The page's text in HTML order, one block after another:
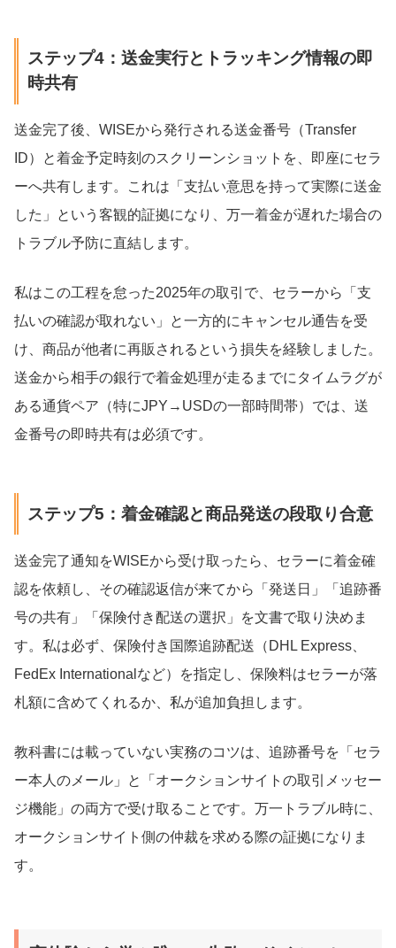
ステップ4：送金実行とトラッキング情報の即
時共有
送金完了後、WISEから発行される送金番号（Transfer
ID）と着金予定時刻のスクリーンショットを、即座にセラ
ーへ共有します。これは「支払い意思を持って実際に送金
した」という客観的証拠になり、万一着金が遅れた場合の
トラブル予防に直結します。
私はこの工程を怠った2025年の取引で、セラーから「支
払いの確認が取れない」と一方的にキャンセル通告を受
け、商品が他者に再販されるという損失を経験しました。
送金から相手の銀行で着金処理が走るまでにタイムラグが
ある通貨ペア（特にJPY→USDの一部時間帯）では、送
金番号の即時共有は必須です。
ステップ5：着金確認と商品発送の段取り合意
送金完了通知をWISEから受け取ったら、セラーに着金確
認を依頼し、その確認返信が来てから「発送日」「追跡番
号の共有」「保険付き配送の選択」を文書で取り決めま
す。私は必ず、保険付き国際追跡配送（DHL Express、
FedEx Internationalなど）を指定し、保険料はセラーが落
札額に含めてくれるか、私が追加負担します。
教科書には載っていない実務のコツは、追跡番号を「セラ
ー本人のメール」と「オークションサイトの取引メッセー
ジ機能」の両方で受け取ることです。万一トラブル時に、
オークションサイト側の仲裁を求める際の証拠になりま
す。